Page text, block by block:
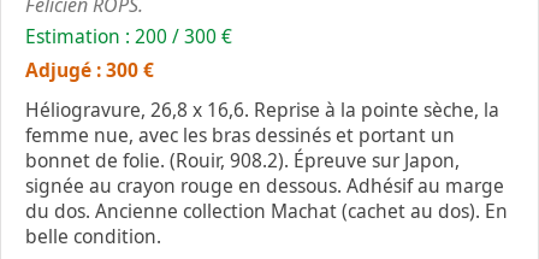
Estimation : 200 / 300 €
Adjugé : 300 €
Héliogravure, 26,8 x 16,6. Reprise à la pointe sèche, la
femme nue, avec les bras dessinés et portant un
bonnet de folie. (Rouir, 908.2). Épreuve sur Japon,
signée au crayon rouge en dessous. Adhésif au marge
du dos. Ancienne collection Machat (cachet au dos). En
belle condition.